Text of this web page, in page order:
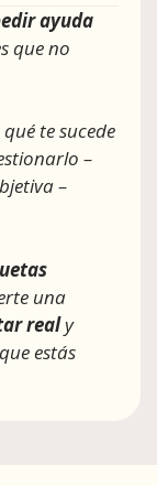
ayuda
que no
te sucede
–
–
una
realy
estás